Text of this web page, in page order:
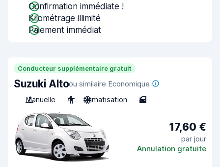
Confirmation immédiate !
Kilométrage illimité
Paiement immédiat
Conducteur supplémentaire gratuit
Suzuki Altoou similaire Economique
Manuelle
4 Climatisation 5
17,60 €
par jour
Annulation gratuite